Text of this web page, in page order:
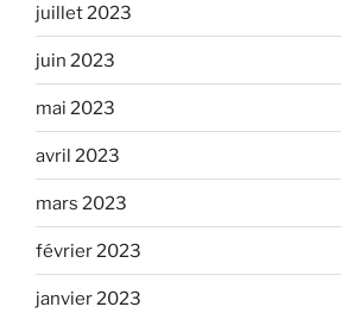
juillet 2023
juin 2023
mai 2023
avril 2023
mars 2023
février 2023
janvier 2023